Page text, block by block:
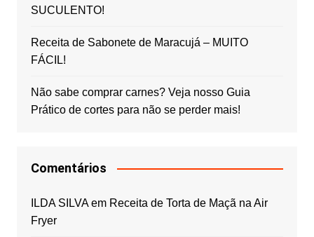
SUCULENTO!
Receita de Sabonete de Maracujá – MUITO
FÁCIL!
Não sabe comprar carnes? Veja nosso Guia
Prático de cortes para não se perder mais!
Comentários
ILDA SILVAem Receita de Torta de Maçã na Air
Fryer